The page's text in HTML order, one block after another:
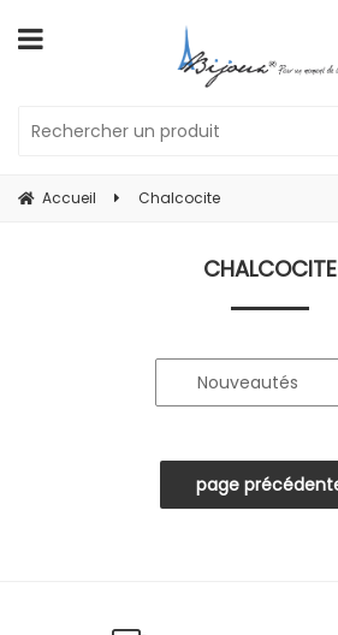
Accueil Chalcocite
CHALCOCITE